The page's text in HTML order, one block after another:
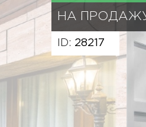
НА
ID: 28217